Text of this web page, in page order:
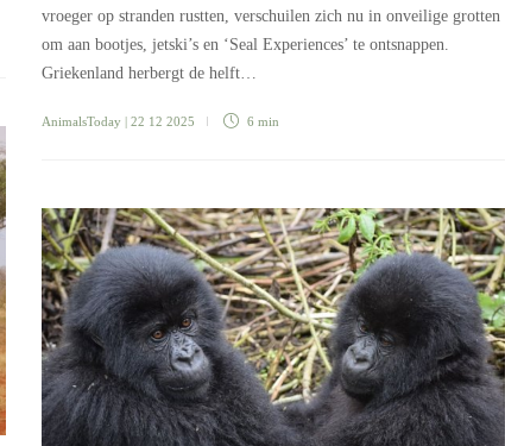
vroeger op stranden rustten, verschuilen zich nu in onveilige grotten
om aan bootjes, jetski’s en ‘Seal Experiences’ te ontsnappen.
Griekenland herbergt de helft…
AnimalsToday | 22 12 2025 6 min